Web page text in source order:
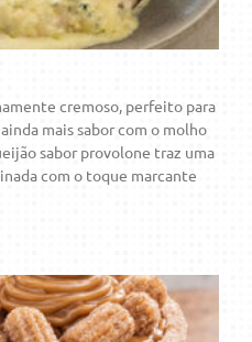
cremoso, perfeito para
mais sabor com o molho
sabor provolone traz uma
com o toque marcante